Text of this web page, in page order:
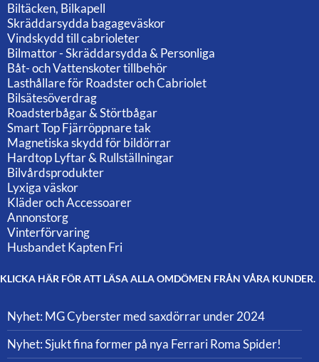
Biltäcken, Bilkapell
Skräddarsydda bagageväskor
Vindskydd till cabrioleter
Bilmattor - Skräddarsydda & Personliga
Båt- och Vattenskoter tillbehör
Lasthållare för Roadster och Cabriolet
Bilsätesöverdrag
Roadsterbågar & Störtbågar
Smart Top Fjärröppnare tak
Magnetiska skydd för bildörrar
Hardtop Lyftar & Rullställningar
Bilvårdsprodukter
Lyxiga väskor
Kläder och Accessoarer
Annonstorg
Vinterförvaring
Husbandet Kapten Fri
KLICKA HÄR FÖR ATT LÄSA ALLA OMDÖMEN FRÅN VÅRA KUNDER.
Nyhet: MG Cyberster med saxdörrar under 2024
Nyhet: Sjukt fina former på nya Ferrari Roma Spider!